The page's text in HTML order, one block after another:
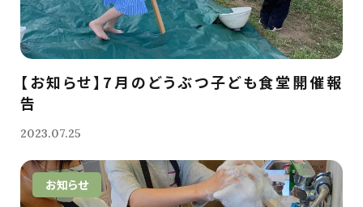
【お知らせ】7月のどうぶつ子ども食堂開催報
告
2023.07.25
お知らせ